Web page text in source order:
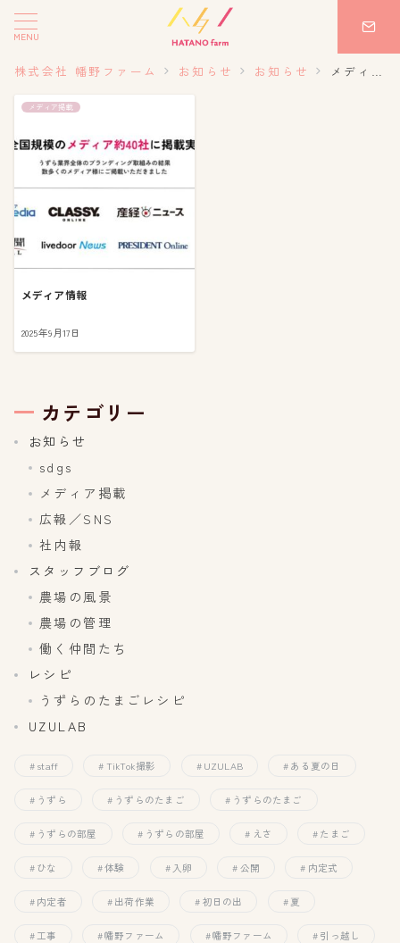
MENU
株式会社 幡野ファーム お知らせ お知らせ メディア掲載
メディア掲載
メディア情報
2025年9月17日
カテゴリー
お知らせ
sdgs
メディア掲載
広報／SNS
社内報
スタッフブログ
農場の風景
農場の管理
働く仲間たち
レシピ
うずらのたまごレシピ
UZULAB
staff TikTok撮影 UZULAB ある夏の日
うずら うずらのたまご うずらのたまご
うずらの部屋 うずらの部屋 えさ たまご
ひな 体験 入卵 公開 内定式
内定者 出荷作業 初日の出 夏
工事 幡野ファーム 幡野ファーム 引っ越し